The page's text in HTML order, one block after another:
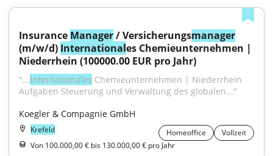
Insurance Manager / Versicherungsmanager
(m/w/d) Internationales Chemieunternehmen |
Niederrhein (100000.00 EUR pro Jahr)
"...Internationales Chemieunternehmen | Niederrhein
Aufgaben Steuerung und Verwaltung des globalen..."
Koegler & Compagnie GmbH
Krefeld Homeoffice
Vollzeit
Von 100.000,00 € bis 130.000,00 € pro Jahr